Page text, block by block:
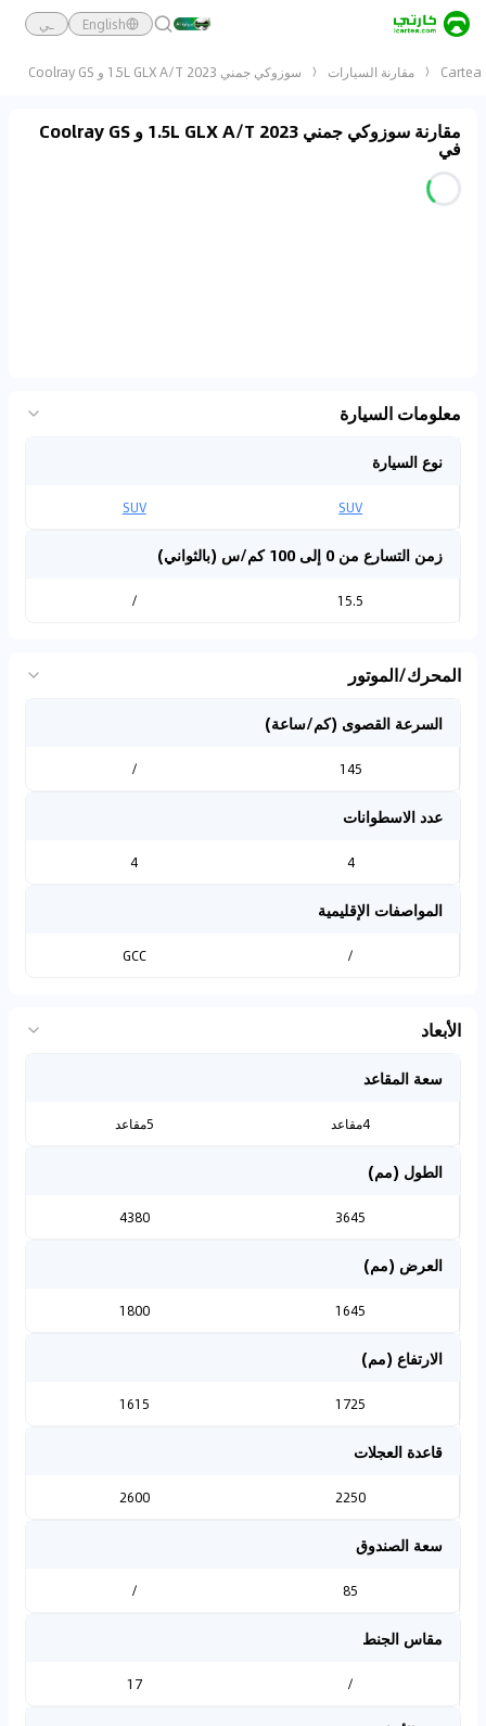
English ـي
Cartea مقارنة السيارات سوزوكي جمني 2023 1.5L GLX A/T و Coolray GS
مقارنة سوزوكي جمني 2023 1.5L GLX A/T و Coolray GS
في
معلومات السيارة
نوع السيارة
SUV
SUV
زمن التسارع من 0 إلى 100 كم/س (بالثواني)
15.5
/
المحرك/الموتور
السرعة القصوى (كم/ساعة)
145
/
عدد الاسطوانات
4
4
المواصفات الإقليمية
/
GCC
الأبعاد
سعة المقاعد
4مقاعد 5مقاعد
الطول (مم)
3645
4380
العرض (مم)
1645
1800
الارتفاع (مم)
1725
1615
قاعدة العجلات
2250
2600
سعة الصندوق
85
/
مقاس الجنط
/
17